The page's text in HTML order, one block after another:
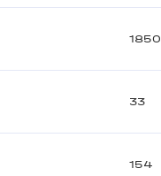
1850
33
154